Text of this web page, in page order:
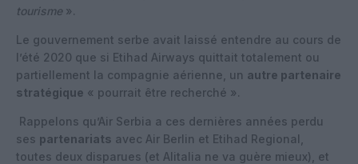
tourisme ».
Le gouvernement serbe avait laissé entendre au cours de
l’été 2020 que si Etihad Airways quittait totalement ou
partiellement la compagnie aérienne, un autre partenaire
stratégique « pourrait être recherché ».
Rappelons qu’Air Serbia a ces dernières années perdu
ses partenariats avec Air Berlin et Etihad Regional,
toutes deux disparues (et Alitalia ne va guère mieux), et